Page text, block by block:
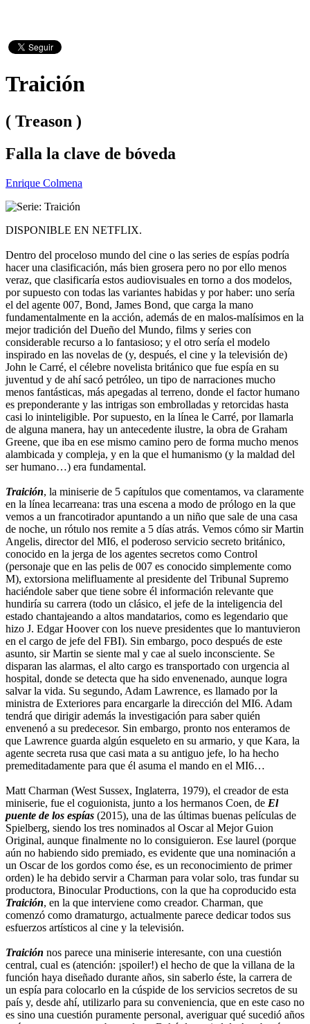
Traición
( Treason )
Falla la clave de bóveda
Enrique Colmena
DISPONIBLE EN NETFLIX.
Dentro del proceloso mundo del cine o las series de espías podría
hacer una clasificación, más bien grosera pero no por ello menos
veraz, que clasificaría estos audiovisuales en torno a dos modelos,
por supuesto con todas las variantes habidas y por haber: uno sería
el del agente 007, Bond, James Bond, que carga la mano
fundamentalmente en la acción, además de en malos-malísimos en la
mejor tradición del Dueño del Mundo, films y series con
considerable recurso a lo fantasioso; y el otro sería el modelo
inspirado en las novelas de (y, después, el cine y la televisión de)
John le Carré, el célebre novelista británico que fue espía en su
juventud y de ahí sacó petróleo, un tipo de narraciones mucho
menos fantásticas, más apegadas al terreno, donde el factor humano
es preponderante y las intrigas son embrolladas y retorcidas hasta
casi lo ininteligible. Por supuesto, en la línea le Carré, por llamarla
de alguna manera, hay un antecedente ilustre, la obra de Graham
Greene, que iba en ese mismo camino pero de forma mucho menos
alambicada y compleja, y en la que el humanismo (y la maldad del
ser humano…) era fundamental.
Traición, la miniserie de 5 capítulos que comentamos, va claramente
en la línea lecarreana: tras una escena a modo de prólogo en la que
vemos a un francotirador apuntando a un niño que sale de una casa
de noche, un rótulo nos remite a 5 días atrás. Vemos cómo sir Martin
Angelis, director del MI6, el poderoso servicio secreto británico,
conocido en la jerga de los agentes secretos como Control
(personaje que en las pelis de 007 es conocido simplemente como
M), extorsiona melifluamente al presidente del Tribunal Supremo
haciéndole saber que tiene sobre él información relevante que
hundiría su carrera (todo un clásico, el jefe de la inteligencia del
estado chantajeando a altos mandatarios, como es legendario que
hizo J. Edgar Hoover con los nueve presidentes que lo mantuvieron
en el cargo de jefe del FBI). Sin embargo, poco después de este
asunto, sir Martin se siente mal y cae al suelo inconsciente. Se
disparan las alarmas, el alto cargo es transportado con urgencia al
hospital, donde se detecta que ha sido envenenado, aunque logra
salvar la vida. Su segundo, Adam Lawrence, es llamado por la
ministra de Exteriores para encargarle la dirección del MI6. Adam
tendrá que dirigir además la investigación para saber quién
envenenó a su predecesor. Sin embargo, pronto nos enteramos de
que Lawrence guarda algún esqueleto en su armario, y que Kara, la
agente secreta rusa que casi mata a su antiguo jefe, lo ha hecho
premeditadamente para que él asuma el mando en el MI6…
Matt Charman (West Sussex, Inglaterra, 1979), el creador de esta
miniserie, fue el coguionista, junto a los hermanos Coen, de El
puente de los espías (2015), una de las últimas buenas películas de
Spielberg, siendo los tres nominados al Oscar al Mejor Guion
Original, aunque finalmente no lo consiguieron. Ese laurel (porque
aún no habiendo sido premiado, es evidente que una nominación a
un Oscar de los gordos como ése, es un reconocimiento de primer
orden) le ha debido servir a Charman para volar solo, tras fundar su
productora, Binocular Productions, con la que ha coproducido esta
Traición, en la que interviene como creador. Charman, que
comenzó como dramaturgo, actualmente parece dedicar todos sus
esfuerzos artísticos al cine y la televisión.
Traición nos parece una miniserie interesante, con una cuestión
central, cual es (atención: ¡spoiler!) el hecho de que la villana de la
función haya diseñado durante años, sin saberlo éste, la carrera de
un espía para colocarlo en la cúspide de los servicios secretos de su
país y, desde ahí, utilizarlo para su conveniencia, que en este caso no
es sino una cuestión puramente personal, averiguar qué sucedió años